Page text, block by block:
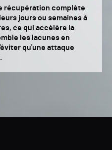
récupération complète
jours ou semaines à
ce qui accélère la
les lacunes en
qu'une attaque